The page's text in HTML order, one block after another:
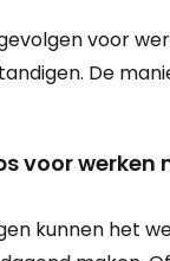
voor
De
is het
te
alternatieven
voor werken
kunnen het